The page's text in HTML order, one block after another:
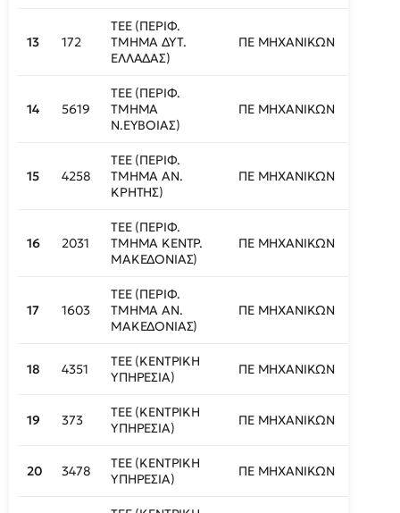
13 172
ΤΕΕ (ΠΕΡΙΦ.
ΤΜΗΜΑ ΔΥΤ.
ΕΛΛΑΔΑΣ)
ΠΕ ΜΗΧΑΝΙΚΩΝ
14 5619
ΤΕΕ (ΠΕΡΙΦ.
ΤΜΗΜΑ
Ν.ΕΥΒΟΙΑΣ)
ΠΕ ΜΗΧΑΝΙΚΩΝ
15 4258
ΤΕΕ (ΠΕΡΙΦ.
ΤΜΗΜΑ ΑΝ.
ΚΡΗΤΗΣ)
ΠΕ ΜΗΧΑΝΙΚΩΝ
16 2031
ΤΕΕ (ΠΕΡΙΦ.
ΤΜΗΜΑ ΚΕΝΤΡ.
ΜΑΚΕΔΟΝΙΑΣ)
ΠΕ ΜΗΧΑΝΙΚΩΝ
17 1603
ΤΕΕ (ΠΕΡΙΦ.
ΤΜΗΜΑ ΑΝ.
ΜΑΚΕΔΟΝΙΑΣ)
ΠΕ ΜΗΧΑΝΙΚΩΝ
18 4351
ΤΕΕ (ΚΕΝΤΡΙΚΗ
ΥΠΗΡΕΣΙΑ)
ΠΕ ΜΗΧΑΝΙΚΩΝ
19 373
ΤΕΕ (ΚΕΝΤΡΙΚΗ
ΥΠΗΡΕΣΙΑ)
ΠΕ ΜΗΧΑΝΙΚΩΝ
20 3478
ΤΕΕ (ΚΕΝΤΡΙΚΗ
ΥΠΗΡΕΣΙΑ)
ΠΕ ΜΗΧΑΝΙΚΩΝ